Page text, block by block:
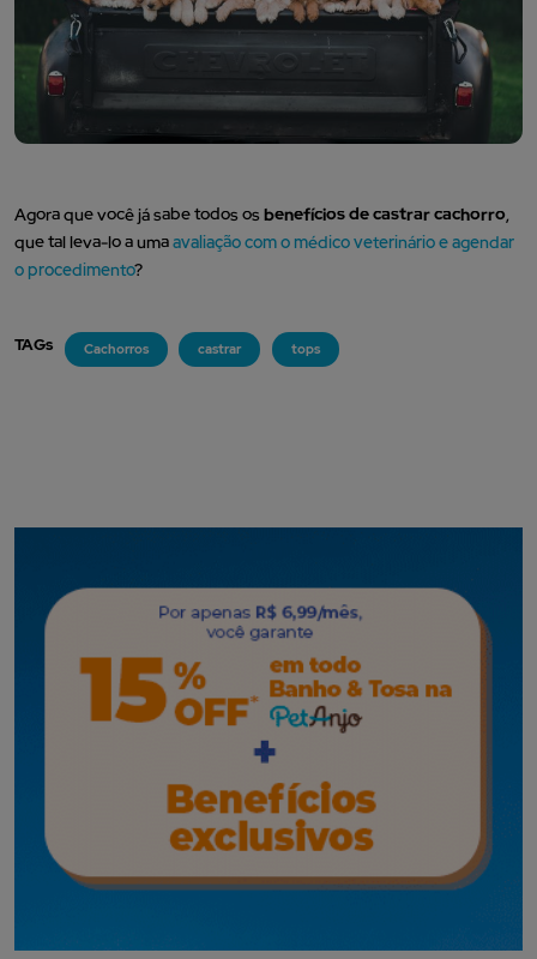
Agora que você já sabe todos os benefícios de castrar cachorro,
que tal leva-lo a umaavaliação com o médico veterinário e agendar
o procedimento?
TAGs Cachorros castrar tops